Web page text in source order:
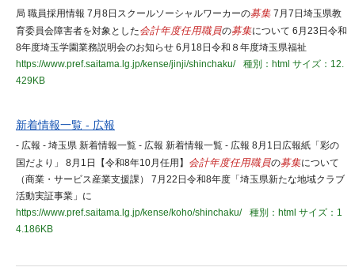
局 職員採用情報 7月8日スクールソーシャルワーカーの募集 7月7日埼玉県教
育委員会障害者を対象とした会計年度任用職員の募集について 6月23日令和
8年度埼玉学園業務説明会のお知らせ 6月18日令和８年度埼玉県福祉
https://www.pref.saitama.lg.jp/kense/jinji/shinchaku/
種別：html サイズ：12.
429KB
新着情報一覧 - 広報
- 広報 - 埼玉県 新着情報一覧 - 広報 新着情報一覧 - 広報 8月1日広報紙「彩の
国だより」 8月1日【令和8年10月任用】 会計年度任用職員の募集について
（商業・サービス産業支援課） 7月22日令和8年度「埼玉県新たな地域クラブ
活動実証事業」に
https://www.pref.saitama.lg.jp/kense/koho/shinchaku/
種別：html サイズ：1
4.186KB